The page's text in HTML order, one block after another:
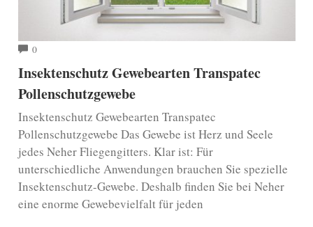
0COMMENTS
Insektenschutz Gewebearten Transpatec
Pollenschutzgewebe
Insektenschutz Gewebearten Transpatec
Pollenschutzgewebe Das Gewebe ist Herz und Seele
jedes Neher Fliegengitters. Klar ist: Für
unterschiedliche Anwendungen brauchen Sie spezielle
Insektenschutz-Gewebe. Deshalb finden Sie bei Neher
eine enorme Gewebevielfalt für jeden